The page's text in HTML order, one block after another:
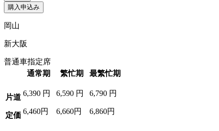
購入申込み
岡山
新大阪
普通車指定席
通常期
繁忙期 最繁忙期
片道
定価
6,390 円
6,460円
6,590 円
6,660円
6,790 円
6,860円